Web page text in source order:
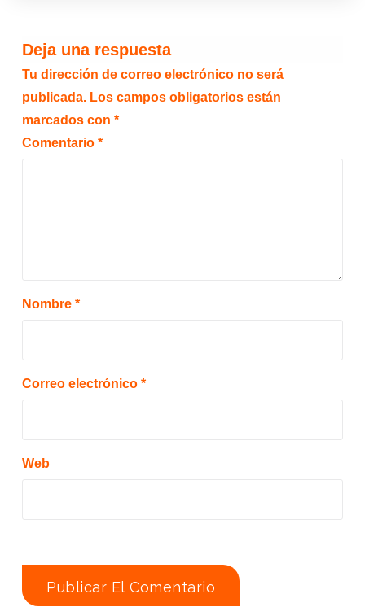
Deja una respuesta
Tu dirección de correo electrónico no será
publicada. Los campos obligatorios están
marcados con *
Comentario *
Nombre *
Correo electrónico *
Web